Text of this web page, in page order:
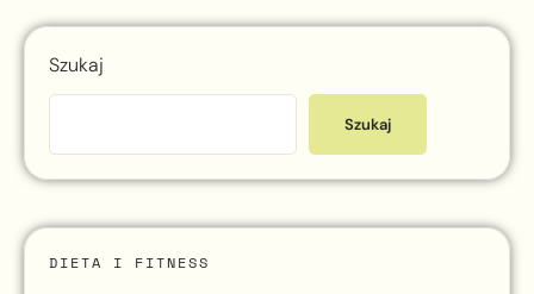
Szukaj
Szukaj
DIETA I FITNESS